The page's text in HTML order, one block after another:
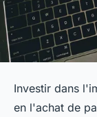
Investir dans
en l'achat de